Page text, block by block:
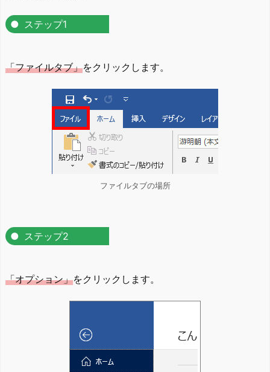
ステップ1
「ファイルタブ」をクリックします。
ファイルタブの場所
ステップ2
「オプション」をクリックします。